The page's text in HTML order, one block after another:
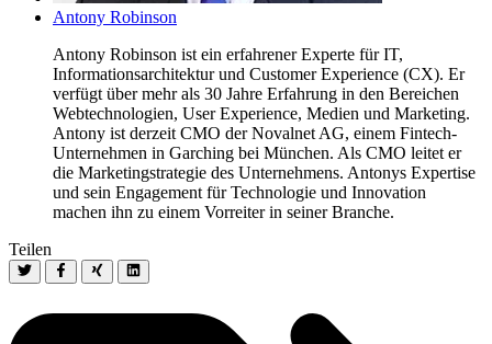
Antony Robinson
Antony Robinson ist ein erfahrener Experte für IT,
Informationsarchitektur und Customer Experience (CX). Er
verfügt über mehr als 30 Jahre Erfahrung in den Bereichen
Webtechnologien, User Experience, Medien und Marketing.
Antony ist derzeit CMO der Novalnet AG, einem Fintech-
Unternehmen in Garching bei München. Als CMO leitet er
die Marketingstrategie des Unternehmens. Antonys Expertise
und sein Engagement für Technologie und Innovation
machen ihn zu einem Vorreiter in seiner Branche.
Teilen